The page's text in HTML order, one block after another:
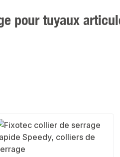
pour tuyaux